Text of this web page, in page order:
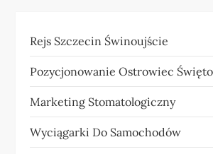
Rejs Szczecin Świnoujście
Pozycjonowanie Ostrowiec
Marketing Stomatologiczny
Wyciągarki Do Samochodów